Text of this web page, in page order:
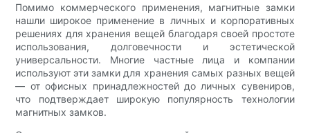
Помимо коммерческого применения, магнитные замки
нашли широкое применение в личных и корпоративных
решениях для хранения вещей благодаря своей простоте
использования, долговечности и эстетической
универсальности. Многие частные лица и компании
используют эти замки для хранения самых разных вещей
— от офисных принадлежностей до личных сувениров,
что подтверждает широкую популярность технологии
магнитных замков.